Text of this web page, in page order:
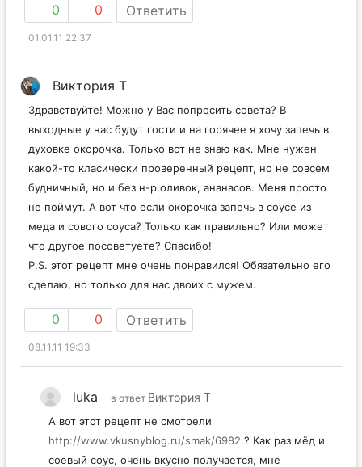
0 0 Ответить
01.01.11 22:37
Виктория Т
Здравствуйте! Можно у Вас попросить совета? В
выходные у нас будут гости и на горячее я хочу запечь в
духовке окорочка. Только вот не знаю как. Мне нужен
какой-то класически проверенный рецепт, но не совсем
будничный, но и без н-р оливок, ананасов. Меня просто
не поймут. А вот что если окорочка запечь в соусе из
меда и сового соуса? Только как правильно? Или может
что другое посоветуете? Спасибо!
P.S. этот рецепт мне очень понравился! Обязательно его
сделаю, но только для нас двоих с мужем.
0 0 Ответить
08.11.11 19:33
luka в ответ Виктория Т
А вот этот рецепт не смотрели
http://www.vkusnyblog.ru/smak/6982 ? Как раз мёд и
соевый соус, очень вкусно получается, мне